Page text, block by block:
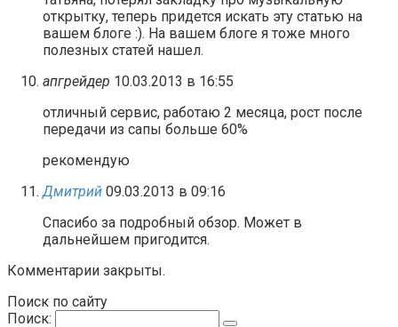
открытку, теперь придется искать эту статью на
вашем блоге :). На вашем блоге я тоже много
полезных статей нашел.
апгрейдер 10.03.2013 в 16:55
отличный сервис, работаю 2 месяца, рост после
передачи из сапы больше 60%
рекомендую
Дмитрий 09.03.2013 в 09:16
Спасибо за подробный обзор. Может в
дальнейшем пригодится.
Комментарии закрыты.
Поиск по сайту
Поиск: